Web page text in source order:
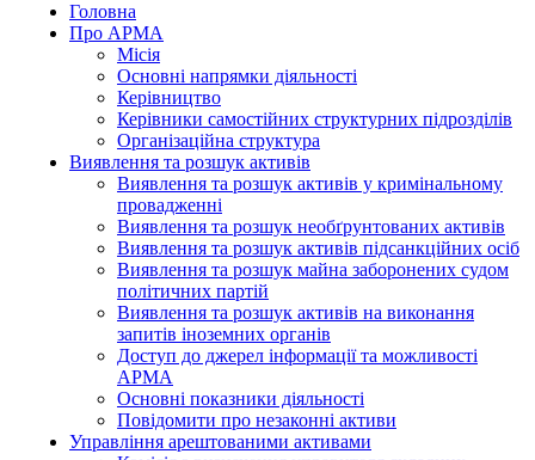
Головна
Про АРМА
Місія
Основні напрямки діяльності
Керівництво
Керівники самостійних структурних підрозділів
Організаційна структура
Виявлення та розшук активів
Виявлення та розшук активів у кримінальному
провадженні
Виявлення та розшук необґрунтованих активів
Виявлення та розшук активів підсанкційних осіб
Виявлення та розшук майна заборонених судом
політичних партій
Виявлення та розшук активів на виконання
запитів іноземних органів
Доступ до джерел інформації та можливості
АРМА
Основні показники діяльності
Повідомити про незаконні активи
Управління арештованими активами